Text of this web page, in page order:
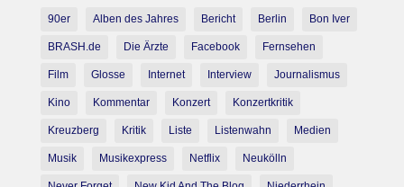
90er Alben des Jahres Bericht Berlin Bon Iver
BRASH.de Die Ärzte Facebook Fernsehen
Film Glosse Internet Interview Journalismus
Kino Kommentar Konzert Konzertkritik
Kreuzberg Kritik Liste Listenwahn Medien
Musik Musikexpress Netflix Neukölln